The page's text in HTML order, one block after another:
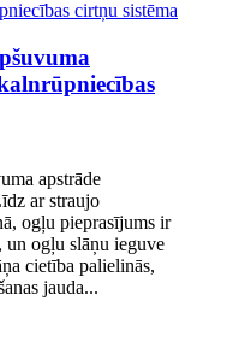
apstrāde
ar straujo
ogļu pieprasījums ir
un ogļu slāņu ieguve
cietība palielinās,
jauda...